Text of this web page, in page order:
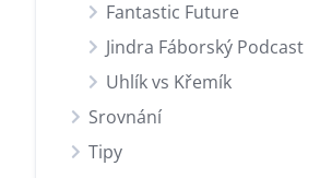
Fantastic Future
Jindra Fáborský Podcast
Uhlík vs Křemík
Srovnání
Tipy